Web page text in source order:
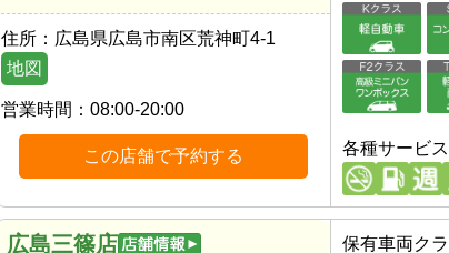
住所： 広島県広島市南区荒神町4-1
地図
営業時間： 08:00-20:00
この店舗で予約する 各種サービス
広島三篠店 保有車両ク